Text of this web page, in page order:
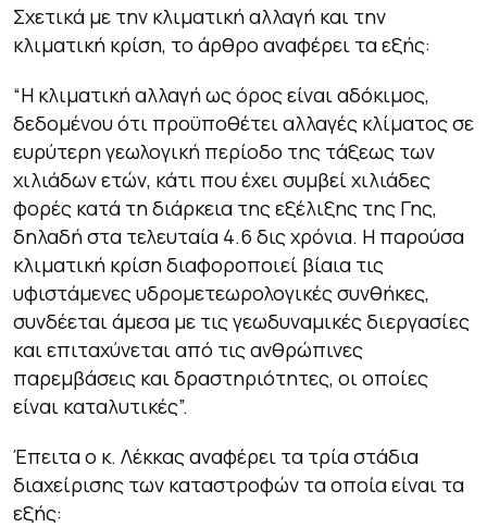
Σχετικά με την κλιματική αλλαγή και την
κλιματική κρίση, το άρθρο αναφέρει τα εξής:
“Η κλιματική αλλαγή ως όρος είναι αδόκιμος,
δεδομένου ότι προϋποθέτει αλλαγές κλίματος σε
ευρύτερη γεωλογική περίοδο της τάξεως των
χιλιάδων ετών, κάτι που έχει συμβεί χιλιάδες
φορές κατά τη διάρκεια της εξέλιξης της Γης,
δηλαδή στα τελευταία 4.6 δις χρόνια. Η παρούσα
κλιματική κρίση διαφοροποιεί βίαια τις
υφιστάμενες υδρομετεωρολογικές συνθήκες,
συνδέεται άμεσα με τις γεωδυναμικές διεργασίες
και επιταχύνεται από τις ανθρώπινες
παρεμβάσεις και δραστηριότητες, οι οποίες
είναι καταλυτικές”.
Έπειτα ο κ. Λέκκας αναφέρει τα τρία στάδια
διαχείρισης των καταστροφών τα οποία είναι τα
εξής: